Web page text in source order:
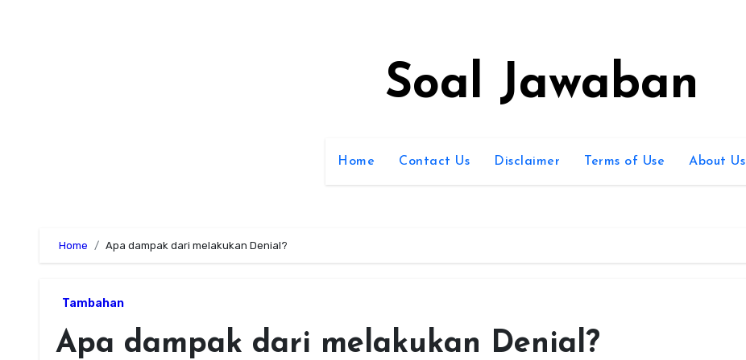
Soal Jawaban
Home Contact Us Disclaimer Terms of Use About Us
Home Apa dampak dari melakukan Denial?
Tambahan
Apa dampak dari melakukan Denial?